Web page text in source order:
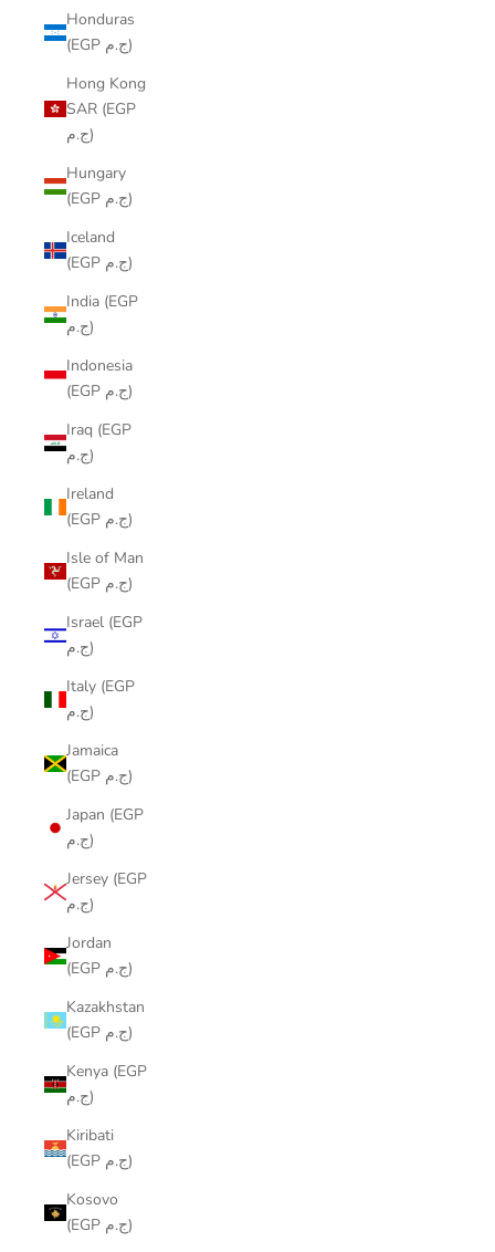
Honduras
(EGP ج.م)
Hong Kong
SAR (EGP
ج.م)
Hungary
(EGP ج.م)
Iceland
(EGP ج.م)
India (EGP
ج.م)
Indonesia
(EGP ج.م)
Iraq (EGP
ج.م)
Ireland
(EGP ج.م)
Isle of Man
(EGP ج.م)
Israel (EGP
ج.م)
Italy (EGP
ج.م)
Jamaica
(EGP ج.م)
Japan (EGP
ج.م)
Jersey (EGP
ج.م)
Jordan
(EGP ج.م)
Kazakhstan
(EGP ج.م)
Kenya (EGP
ج.م)
Kiribati
(EGP ج.م)
Kosovo
(EGP ج.م)